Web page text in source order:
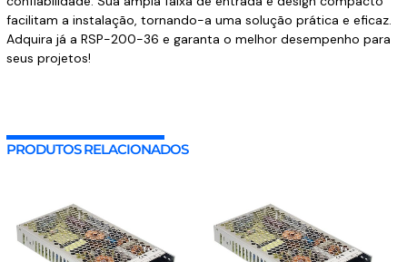
facilitam a instalação, tornando-a uma solução prática e eficaz.
Adquira já a RSP-200-36 e garanta o melhor desempenho para
seus projetos!
PRODUTOS RELACIONADOS